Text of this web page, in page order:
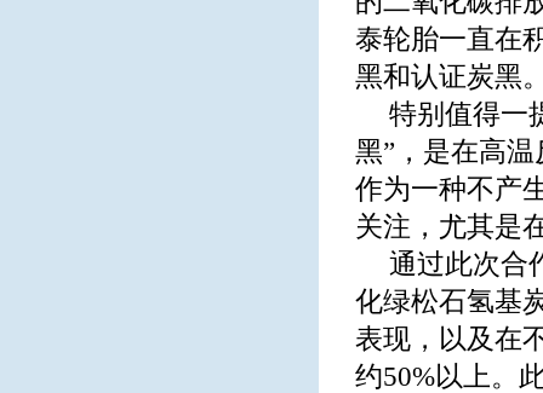
泰轮胎一直在
黑和认证炭黑
特别值得一
黑”，是在高
作为一种不产
关注，尤其是
通过此次合
化绿松石氢基
表现，以及在
约50%以上。